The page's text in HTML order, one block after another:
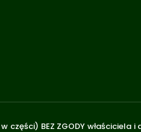
części) BEZ ZGODY